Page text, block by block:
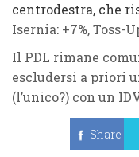
centrodestra, che
Isernia: +7%, Toss-
Il PDL rimane
escludersi a priori
(l’unico?) con un
Share